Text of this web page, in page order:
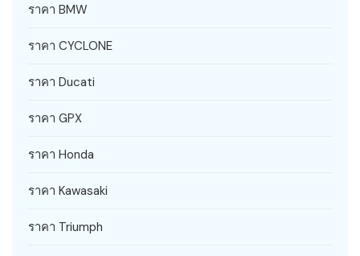
ราคา BMW
ราคา CYCLONE
ราคา Ducati
ราคา GPX
ราคา Honda
ราคา Kawasaki
ราคา Triumph